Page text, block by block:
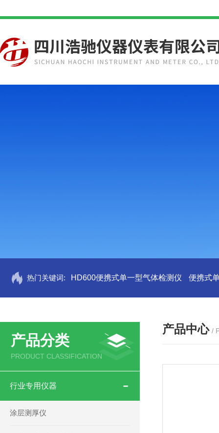
热门关键词: HD600便携式单一型气体检测仪 便携式
产品分类
PRODUCT CLASSIFICATION
行业专用仪器
涂层测厚仪
产品中心 /